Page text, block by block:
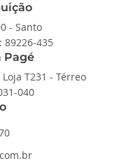
- Santo
89226-435
Pagé
T231 - Térreo
040